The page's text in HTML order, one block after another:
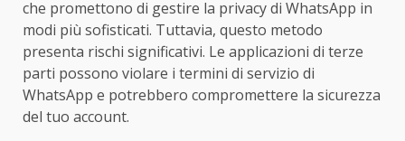
che promettono di gestire la privacy di WhatsApp in
modi più sofisticati. Tuttavia, questo metodo
presenta rischi significativi. Le applicazioni di terze
parti possono violare i termini di servizio di
WhatsApp e potrebbero compromettere la sicurezza
del tuo account.